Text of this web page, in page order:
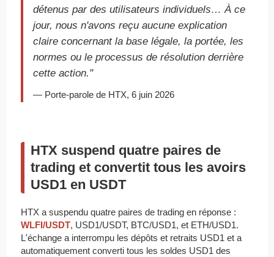
détenus par des utilisateurs individuels… À ce
jour, nous n'avons reçu aucune explication
claire concernant la base légale, la portée, les
normes ou le processus de résolution derrière
cette action."
— Porte-parole de HTX, 6 juin 2026
HTX suspend quatre paires de
trading et convertit tous les avoirs
USD1 en USDT
HTX a suspendu quatre paires de trading en réponse :
WLFI/USDT, USD1/USDT, BTC/USD1, et ETH/USD1.
L'échange a interrompu les dépôts et retraits USD1 et a
automatiquement converti tous les soldes USD1 des